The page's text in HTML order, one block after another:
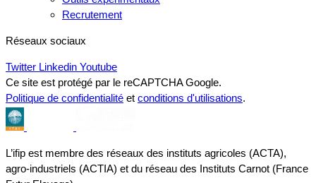
Recrutement
Réseaux sociaux
Twitter Linkedin Youtube
Ce site est protégé par le reCAPTCHA Google.
Politique de confidentialité et conditions d'utilisations.
L’ifip est membre des réseaux des instituts agricoles (ACTA),
agro-industriels (ACTIA) et du réseau des Instituts Carnot (France